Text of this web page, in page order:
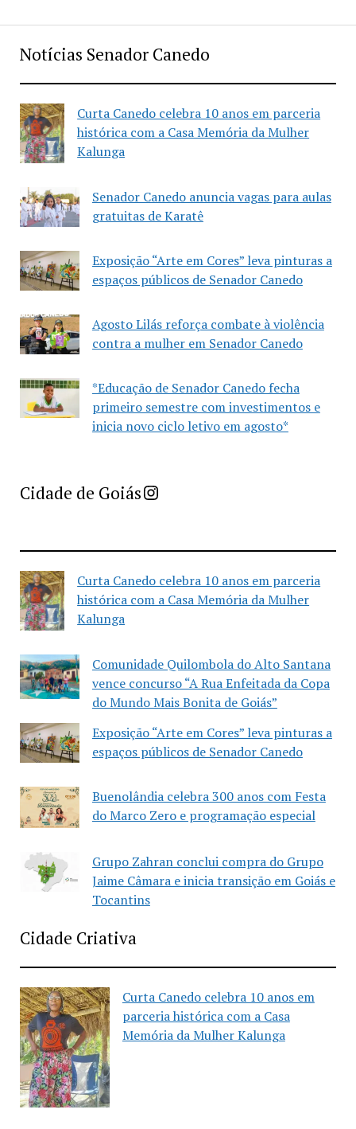
Notícias Senador Canedo
Curta Canedo celebra 10 anos em parceria
histórica com a Casa Memória da Mulher
Kalunga
Senador Canedo anuncia vagas para aulas
gratuitas de Karatê
Exposição “Arte em Cores” leva pinturas a
espaços públicos de Senador Canedo
Agosto Lilás reforça combate à violência
contra a mulher em Senador Canedo
*Educação de Senador Canedo fecha
primeiro semestre com investimentos e
inicia novo ciclo letivo em agosto*
Cidade de GoiásImprensa Criativa da Cidade de Goiás
Curta Canedo celebra 10 anos em parceria
histórica com a Casa Memória da Mulher
Kalunga
Comunidade Quilombola do Alto Santana
vence concurso “A Rua Enfeitada da Copa
do Mundo Mais Bonita de Goiás”
Exposição “Arte em Cores” leva pinturas a
espaços públicos de Senador Canedo
Buenolândia celebra 300 anos com Festa
do Marco Zero e programação especial
Grupo Zahran conclui compra do Grupo
Jaime Câmara e inicia transição em Goiás e
Tocantins
Cidade Criativa
Curta Canedo celebra 10 anos em
parceria histórica com a Casa
Memória da Mulher Kalunga